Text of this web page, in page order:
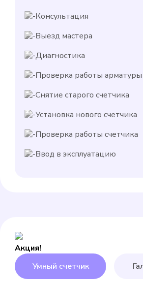
Консультация
Выезд мастера
Диагностика
Проверка работы арматуры
Снятие старого счетчика
Установка нового счетчика
Проверка работы счетчика
Ввод в эксплуатацию
Акция!
Умный счетчик